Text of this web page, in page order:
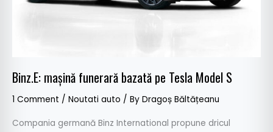
Binz.E: mașină funerară bazată pe Tesla Model S
1 Comment / Noutati auto / By Dragoș Băltățeanu
Compania germană Binz International propune dricul